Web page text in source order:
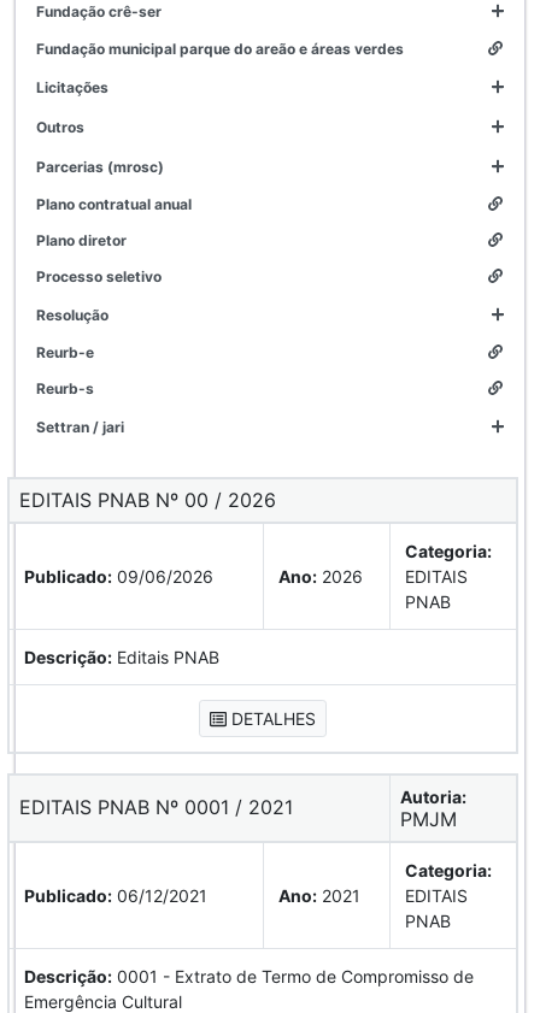
fundação crê-ser
fundação municipal parque do areão e áreas verdes
licitações
outros
parcerias (mrosc)
plano contratual anual
plano diretor
processo seletivo
resolução
reurb-e
reurb-s
settran / jari
EDITAIS PNAB Nº 00 / 2026
Publicado: 09/06/2026 Ano: 2026
Categoria:
EDITAIS
PNAB
Descrição: Editais PNAB
DETALHES
EDITAIS PNAB Nº 0001 / 2021 Autoria:
PMJM
Publicado: 06/12/2021 Ano: 2021
Categoria:
EDITAIS
PNAB
Descrição: 0001 - Extrato de Termo de Compromisso de
Emergência Cultural